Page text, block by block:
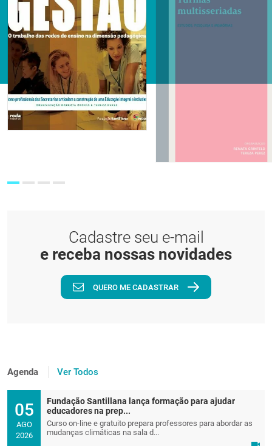
Cadastre seu e-mail
e receba nossas novidades
QUERO ME CADASTRAR
Agenda Ver Todos
05
AGO
2026
Fundação Santillana lança formação para ajudar
educadores na prep...
Curso on-line e gratuito prepara professores para abordar as
mudanças climáticas na sala d...